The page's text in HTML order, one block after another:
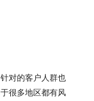
对的客户人群也
很多地区都有风